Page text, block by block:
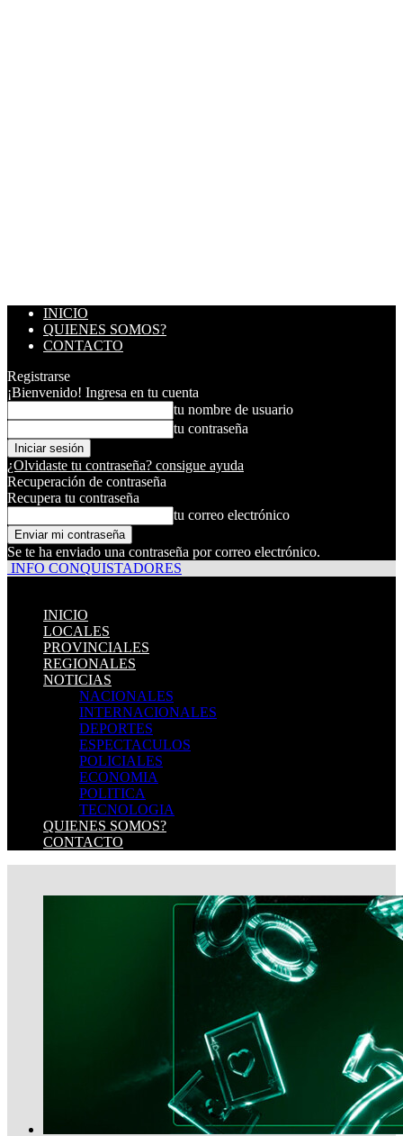
INICIO
QUIENES SOMOS?
CONTACTO
Registrarse
¡Bienvenido! Ingresa en tu cuenta
tu nombre de usuario
tu contraseña
¿Olvidaste tu contraseña? consigue ayuda
Recuperación de contraseña
Recupera tu contraseña
tu correo electrónico
Se te ha enviado una contraseña por correo electrónico.
INFO CONQUISTADORES
INICIO
LOCALES
PROVINCIALES
REGIONALES
NOTICIAS
NACIONALES
INTERNACIONALES
DEPORTES
ESPECTACULOS
POLICIALES
ECONOMIA
POLITICA
TECNOLOGIA
QUIENES SOMOS?
CONTACTO